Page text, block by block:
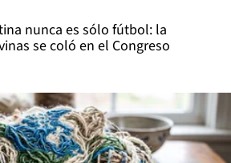
nunca es sólo fútbol: la
se coló en el Congreso